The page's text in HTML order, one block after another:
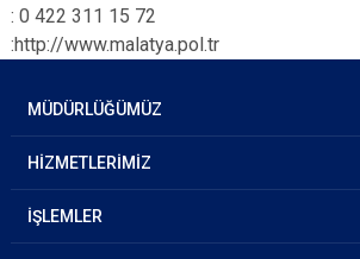
: 0 422 311 15 72
:http://www.malatya.pol.tr
MÜDÜRLÜĞÜMÜZ
HİZMETLERİMİZ
İŞLEMLER